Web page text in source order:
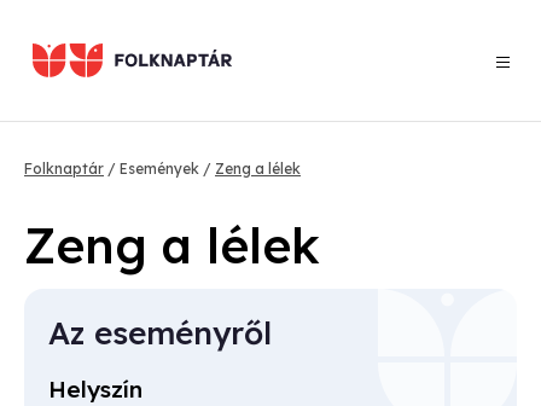
tartalomra
Morzsa
Folknaptár Események Zeng a lélek
Zeng a lélek
Az eseményről
Helyszín